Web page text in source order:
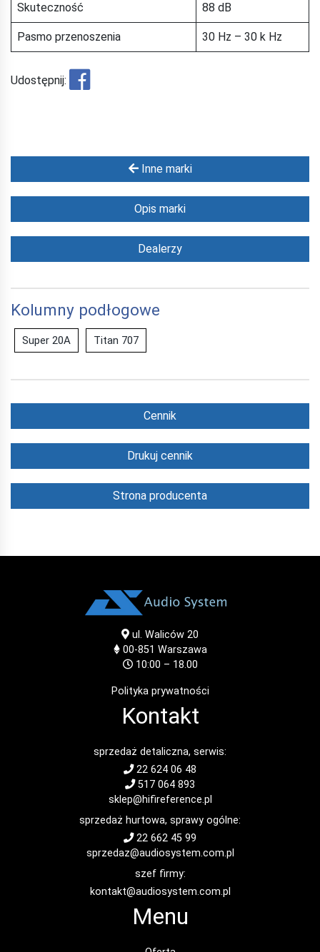
Inne marki
Opis marki
Dealerzy
Kolumny podłogowe
Super 20A Titan 707
Cennik
Drukuj cennik
Strona producenta
Skuteczność 88 dB
Pasmo przenoszenia 30 Hz – 30 k Hz
Udostępnij:
ul. Waliców 20
00-851 Warszawa
10:00 – 18.00
Polityka prywatności
Kontakt
sprzedaż detaliczna, serwis:
22 624 06 48
517 064 893
sklep@hifireference.pl
sprzedaż hurtowa, sprawy ogólne:
22 662 45 99
sprzedaz@audiosystem.com.pl
szef firmy:
kontakt@audiosystem.com.pl
Menu